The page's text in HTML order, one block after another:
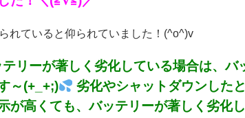
れていると仰られていました！(^o^)v
リーが著しく劣化している場合は、
～(+_+;)
劣化やシャットダウンした
が高くても、バッテリーが著しく劣化